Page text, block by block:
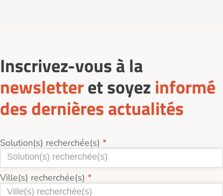
Inscrivez-vous à la
newsletteret soyez informé
des dernières actualités
Solution(s) recherchée(s)
Ville(s) recherchée(s)